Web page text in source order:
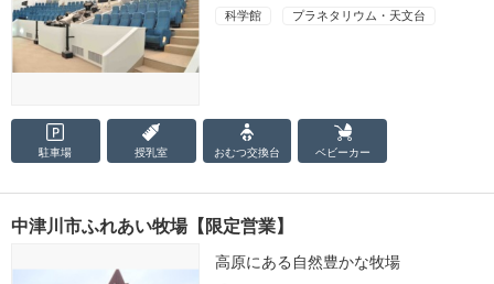
科学館 プラネタリウム・天文台
駐車場 授乳室 おむつ交換台 ベビーカー
中津川市ふれあい牧場【限定営業】
高原にある自然豊かな牧場